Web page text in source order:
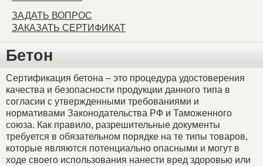
ЗАДАТЬ ВОПРОС
ЗАКАЗАТЬ СЕРТИФИКАТ
Бетон
Сертификация бетона – это процедура удостоверения
качества и безопасности продукции данного типа в
согласии с утвержденными требованиями и
нормативами Законодательства РФ и Таможенного
союза. Как правило, разрешительные документы
требуется в обязательном порядке на те типы товаров,
которые являются потенциально опасными и могут в
ходе своего использования нанести вред здоровью или